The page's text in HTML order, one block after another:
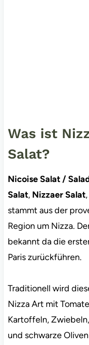
Was ist
Salat?
Nicoise Salat /
Salat, Nizzaer Salat,
stammt aus der
Region um Nizza.
bekannt da die
Paris zurückführen.
Traditionell wird
Nizza Art mit
Kartoffeln,
und schwarze